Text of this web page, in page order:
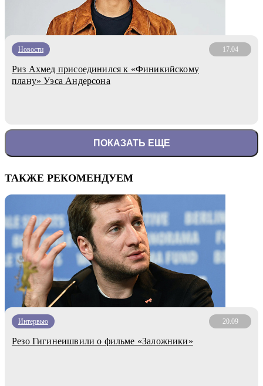
Новости 17.04
Риз Ахмед присоединился к «Финикийскому
плану» Уэса Андерсона
ПОКАЗАТЬ ЕЩЕ
ТАКЖЕ РЕКОМЕНДУЕМ
Интервью 20.09
Резо Гигинеишвили о фильме «Заложники»